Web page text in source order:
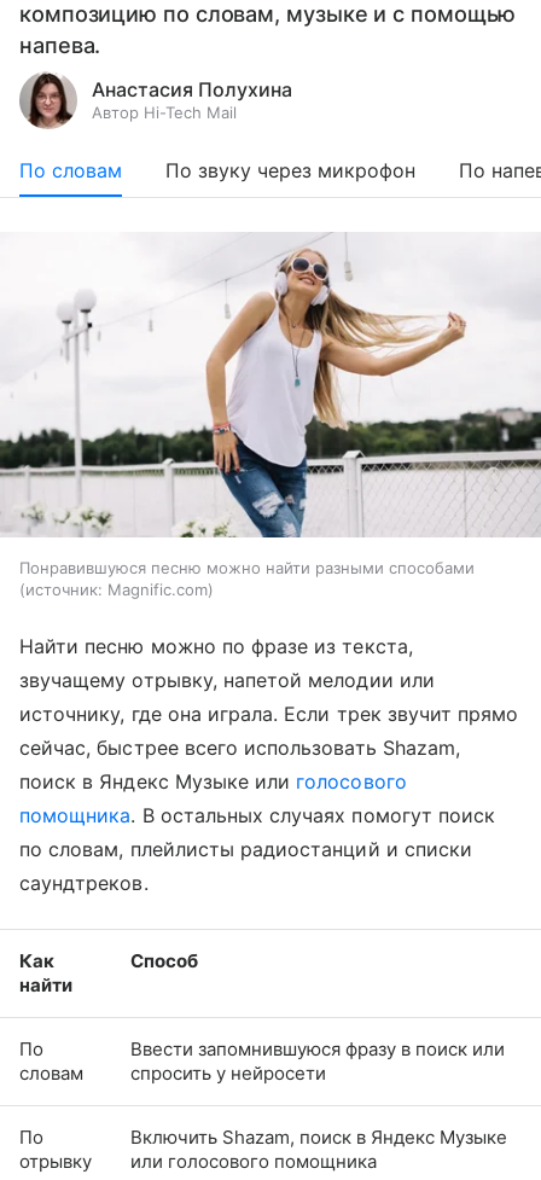
композицию по словам, музыке и с помощью
напева.
Анастасия Полухина
Автор Hi-Tech Mail
По словам По звуку через микрофон По
Понравившуюся песню можно найти разными способами
источник: Magnific.com
Найти песню можно по фразе из текста,
звучащему отрывку, напетой мелодии или
источнику, где она играла. Если трек звучит прямо
сейчас, быстрее всего использовать Shazam,
поиск в Яндекс Музыке или голосового
помощника. В остальных случаях помогут поиск
по словам, плейлисты радиостанций и списки
саундтреков.
Как
найти
Способ
По
словам
Ввести запомнившуюся фразу в поиск или
спросить у нейросети
По
отрывку
Включить Shazam, поиск в Яндекс Музыке
или голосового помощника